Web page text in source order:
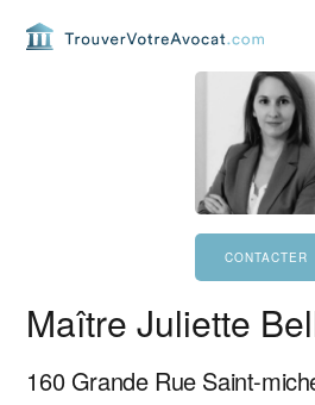
Maître Juliette
160 Grande Rue Saint-